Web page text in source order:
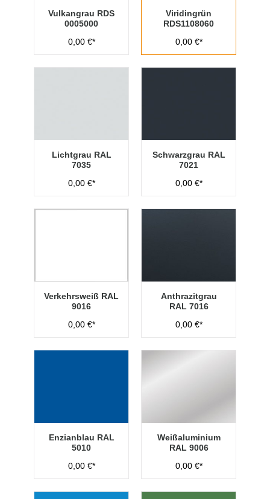
Vulkangrau RDS
0005000
0,00 €*
Viridingrün
RDS1108060
0,00 €*
Lichtgrau RAL
7035
0,00 €*
Schwarzgrau RAL
7021
0,00 €*
Verkehrsweiß RAL
9016
0,00 €*
Anthrazitgrau
RAL 7016
0,00 €*
Enzianblau RAL
5010
0,00 €*
Weißaluminium
RAL 9006
0,00 €*